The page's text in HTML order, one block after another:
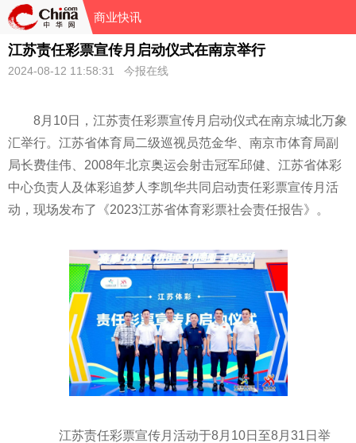
商业快讯
江苏责任彩票宣传月启动仪式在南京举行
2024-08-12 11:58:31 今报在线
8月10日，江苏责任彩票宣传月启动仪式在南京城北万象
汇举行。江苏省体育局二级巡视员范金华、南京市体育局副
局长费佳伟、2008年北京奥运会射击冠军邱健、江苏省体彩
中心负责人及体彩追梦人李凯华共同启动责任彩票宣传月活
动，现场发布了《2023江苏省体育彩票社会责任报告》。
江苏责任彩票宣传月活动于8月10日至8月31日举